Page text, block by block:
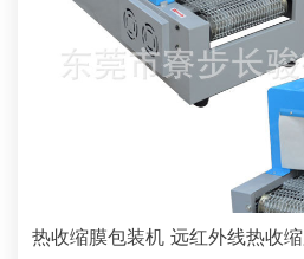
热收缩膜包装机 远红外线热收